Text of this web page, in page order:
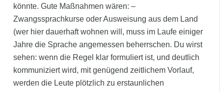
könnte. Gute Maßnahmen wären: –
Zwangssprachkurse oder Ausweisung aus dem Land
(wer hier dauerhaft wohnen will, muss im Laufe einiger
Jahre die Sprache angemessen beherrschen. Du wirst
sehen: wenn die Regel klar formuliert ist, und deutlich
kommuniziert wird, mit genügend zeitlichem Vorlauf,
werden die Leute plötzlich zu erstaunlichen